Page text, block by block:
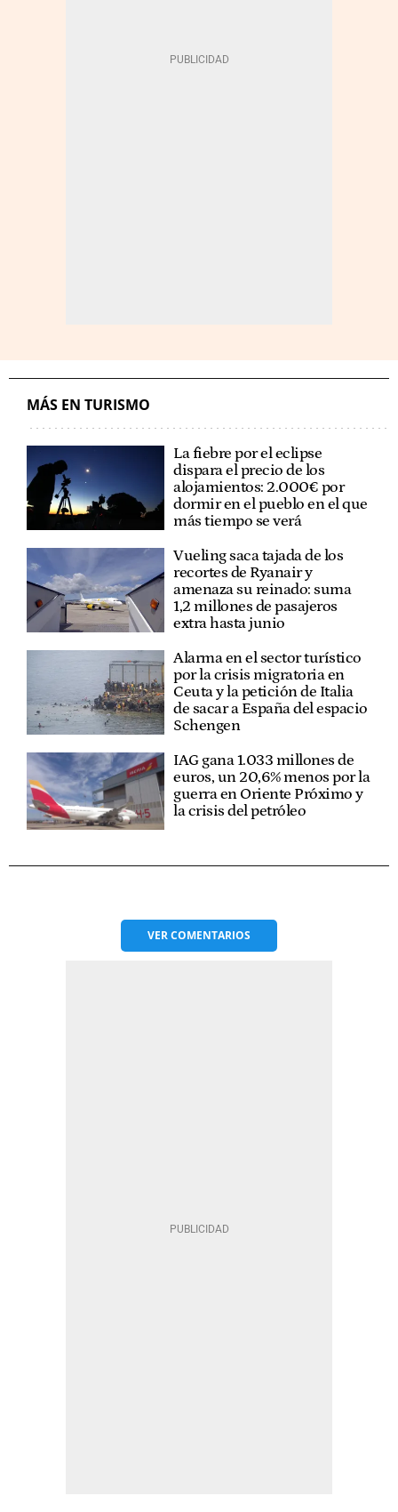
MÁS EN TURISMO
La fiebre por el eclipse
dispara el precio de los
alojamientos: 2.000€ por
dormir en el pueblo en el que
más tiempo se verá
Vueling saca tajada de los
recortes de Ryanair y
amenaza su reinado: suma
1,2 millones de pasajeros
extra hasta junio
Alarma en el sector turístico
por la crisis migratoria en
Ceuta y la petición de Italia
de sacar a España del espacio
Schengen
IAG gana 1.033 millones de
euros, un 20,6% menos por la
guerra en Oriente Próximo y
la crisis del petróleo
VERCOMENTARIOS